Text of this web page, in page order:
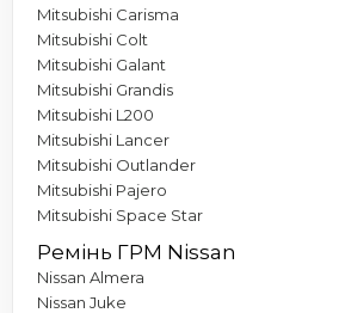
Mitsubishi Carisma
Mitsubishi Colt
Mitsubishi Galant
Mitsubishi Grandis
Mitsubishi L200
Mitsubishi Lancer
Mitsubishi Outlander
Mitsubishi Pajero
Mitsubishi Space Star
Ремінь ГРМ Nissan
Nissan Almera
Nissan Juke